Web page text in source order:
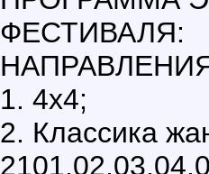
ФЕСТИВАЛЯ:
1. 4х4;
2. Классика